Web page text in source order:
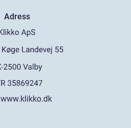
Adress
www.klikko.dk